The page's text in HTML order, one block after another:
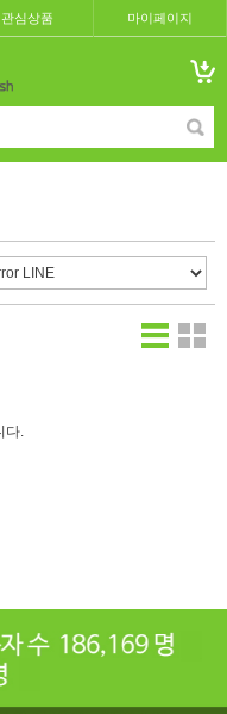
관심상품 마이페이지
다.